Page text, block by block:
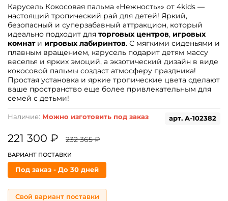
арт. A-102382
Наличие: Можно изготовить под заказ
221 300 ₽ 232 365 ₽
ВАРИАНТ ПОСТАВКИ
Под заказ - До 30 дней
Свой вариант поставки
Карусель Кокосовая пальма «Нежность»» от 4kids —
настоящий тропический рай для детей! Яркий,
безопасный и суперзабавный аттракцион, который
идеально подходит для торговых центров, игровых
комнати игровых лабиринтов. С мягкими сиденьями и
плавным вращением, карусель подарит детям массу
веселья и ярких эмоций, а экзотический дизайн в виде
кокосовой пальмы создаст атмосферу праздника!
Простая установка и яркие тропические цвета сделают
ваше пространство еще более привлекательным для
семей с детьми!